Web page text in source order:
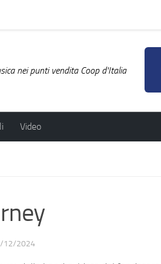
nei punti vendita Coop d'Italia
Video
12/2024